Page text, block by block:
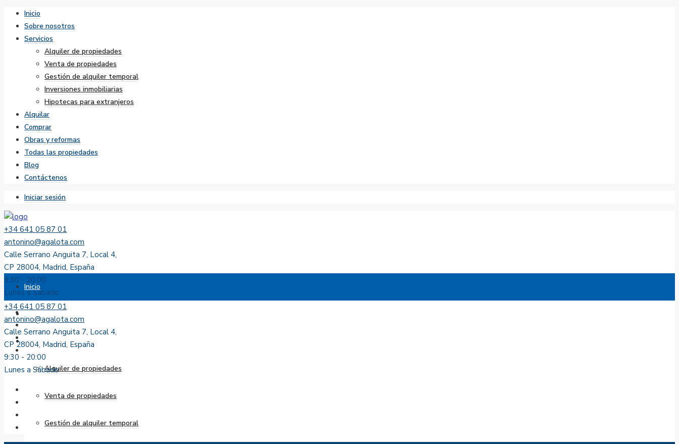
Inicio
Sobre nosotros
Servicios
Alquiler de propiedades
Venta de propiedades
Gestión de alquiler temporal
Inversiones inmobiliarias
Hipotecas para extranjeros
Alquilar
Comprar
Obras y reformas
Todas las propiedades
Blog
Contáctenos
Iniciar sesión
+34 641 05 87 01
antonino@agalota.com
Calle Serrano Anguita 7, Local 4,
CP 28004, Madrid, España
9:30 - 20:00
Lunes a Sábado
Inicio
Sobre nosotros
Servicios
Alquiler de propiedades
Venta de propiedades
Gestión de alquiler temporal
+34 641 05 87 01
antonino@agalota.com
Calle Serrano Anguita 7, Local 4,
CP 28004, Madrid, España
9:30 - 20:00
Lunes a Sábado